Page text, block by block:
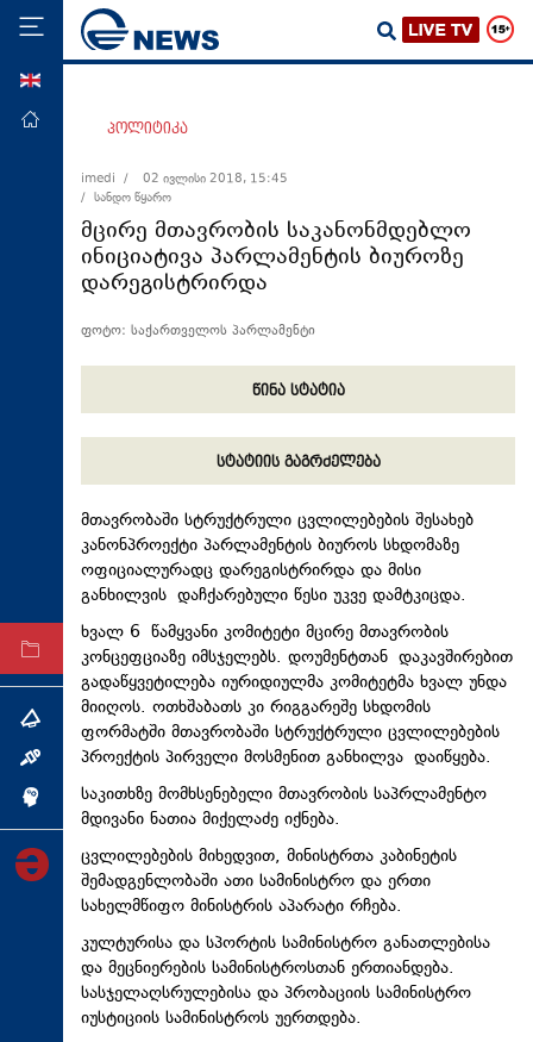
მთავარი
ეკონომიკა
მსოფლიო
ჯანდაცვა
რეგიონი
სპორტი
ტექნოლოგიები
ტაბლოიდი
ინტერვიუ
ინქვიზიცია
პოლიტიკა
imedi /
02 ივლისი 2018, 15:45
/ სანდო წყარო
მცირე მთავრობის საკანონმდებლო
ინიციატივა პარლამენტის ბიუროზე
დარეგისტრირდა
ფოტო: საქართველოს პარლამენტი
წინა სტატია
სტატიის გაგრძელება
მთავრობაში სტრუქტრული ცვლილებების შესახებ
კანონპროექტი პარლამენტის ბიუროს სხდომაზე
ოფიციალურადც დარეგისტრირდა და მისი
განხილვის დაჩქარებული წესი უკვე დამტკიცდა.
ხვალ 6 წამყვანი კომიტეტი მცირე მთავრობის
კონცეფციაზე იმსჯელებს. დოუმენტთან დაკავშირებით
გადაწყვეტილება იურიდიულმა კომიტეტმა ხვალ უნდა
მიიღოს. ოთხშაბათს კი რიგგარეშე სხდომის
ფორმატში მთავრობაში სტრუქტრული ცვლილებების
პროექტის პირველი მოსმენით განხილვა დაიწყება.
საკითხზე მომხსენებელი მთავრობის საპრლამენტო
მდივანი ნათია მიქელაძე იქნება.
ცვლილებების მიხედვით, მინისტრთა კაბინეტის
შემადგენლობაში ათი სამინისტრო და ერთი
სახელმწიფო მინისტრის აპარატი რჩება.
კულტურისა და სპორტის სამინისტრო განათლებისა
და მეცნიერების სამინისტროსთან ერთიანდება.
სასჯელაღსრულებისა და პრობაციის სამინისტრო
იუსტიციის სამინისტროს უერთდება.